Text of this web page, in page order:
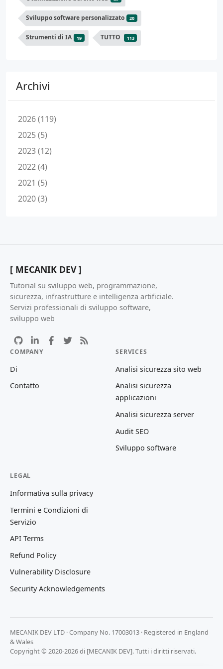
Sviluppo software personalizzato 20
Strumenti di IA 19 TUTTO 113
Archivi
2026 (119)
2025 (5)
2023 (12)
2022 (4)
2021 (5)
2020 (3)
[ MECANIK DEV ]
Tutorial su sviluppo web, programmazione,
sicurezza, infrastrutture e intelligenza artificiale.
Servizi professionali di sviluppo software,
sviluppo web
COMPANY
Di
Contatto
SERVICES
Analisi sicurezza sito web
Analisi sicurezza
applicazioni
Analisi sicurezza server
Audit SEO
Sviluppo software
LEGAL
Informativa sulla privacy
Termini e Condizioni di
Servizio
API Terms
Refund Policy
Vulnerability Disclosure
Security Acknowledgements
MECANIK DEV LTD · Company No. 17003013 · Registered in England
& Wales
Copyright © 2020-2026 di [MECANIK DEV]. Tutti i diritti riservati.